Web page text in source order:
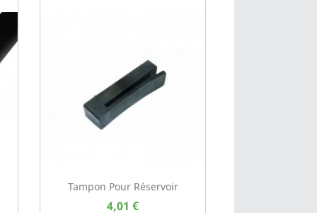
Tampon Pour Réservoir
4,01 €